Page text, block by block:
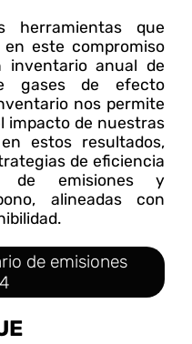
herramientas que
este compromiso
inventario anual de
gases de efecto
nos permite
impacto de nuestras
estos resultados,
de eficiencia
de emisiones y
alineadas con
de emisiones